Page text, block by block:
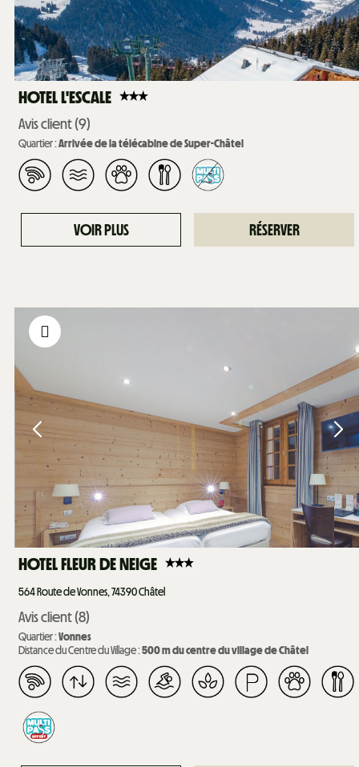
HOTEL L'ESCALE
Avis client(9)
Quartier :Arrivée de la télécabine de Super-Châtel
VOIR PLUS RÉSERVER
HOTEL FLEUR DE NEIGE
564Route de Vonnes, 74390 Châtel
Avis client(8)
Quartier :Vonnes
Distance du Centre du Village :500m du centre du village de Châtel